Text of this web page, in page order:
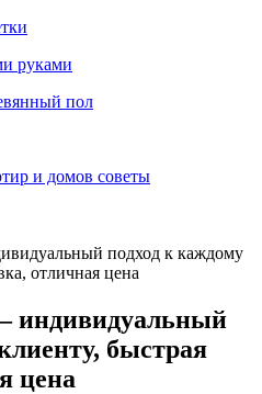
руками
пол
и домов советы
подход к каждому
отличная цена
индивидуальный
быстрая
цена